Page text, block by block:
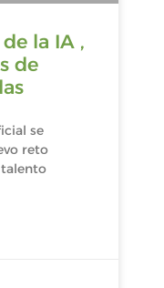
la IA ,
de
se
reto